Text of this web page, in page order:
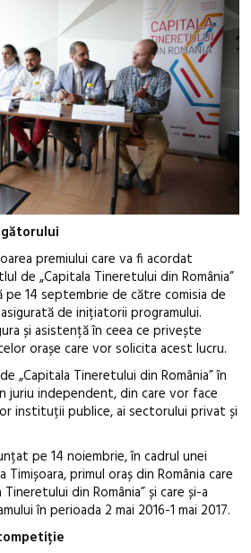
premiului care va fi acordat
de „Capitala Tineretului din România”
14 septembrie de către comisia de
de inițiatorii programului.
și asistență în ceea ce privește
orașe care vor solicita acest lucru.
„Capitala Tineretului din România” în
juriu independent, din care vor face
instituții publice, ai sectorului privat și
pe 14 noiembrie, în cadrul unei
Timișoara, primul oraș din România care
din România” și care și-a
în perioada 2 mai 2016-1 mai 2017.